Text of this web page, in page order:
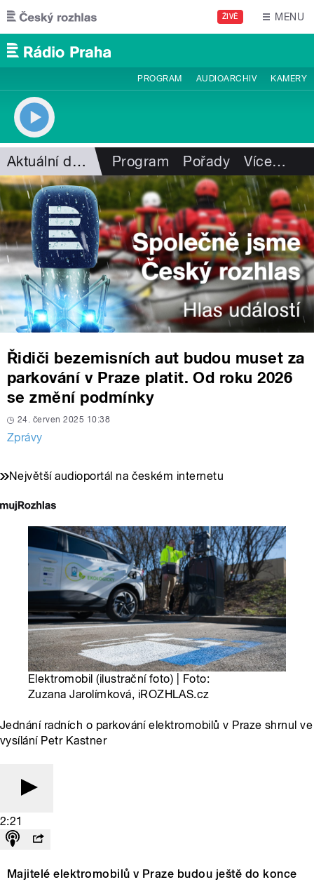
Přejít k hlavnímu obsahu
ŽIVĚ MENU
PROGRAM AUDIOARCHIV KAMERY
Aktuální dění Program Pořady Více…
Řidiči bezemisních aut budou muset za
parkování v Praze platit. Od roku 2026
se změní podmínky
24. červen 2025 10:38
Zprávy
Největší audioportál na českém internetu
Elektromobil (ilustrační foto) | Foto:
Zuzana Jarolímková, iROZHLAS.cz
Jednání radních o parkování elektromobilů v Praze shrnul ve
vysílání Petr Kastner
2:21
Majitelé elektromobilů v Praze budou ještě do konce